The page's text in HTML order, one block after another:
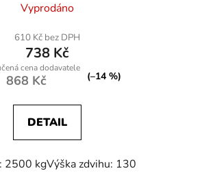
hodnocení
produktu
je
5,0
5
hvězdiček.
Vyprodáno
610 Kč bez DPH
738 Kč
868 Kč (–14 %)
DETAIL
2500 kgVýška zdvihu: 130